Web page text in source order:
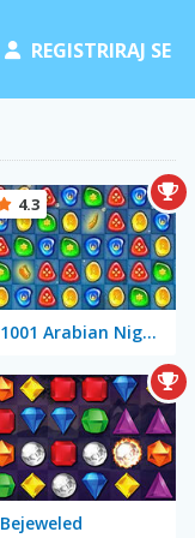
REGISTRIRAJ SE
1001 Arabian Nights
4.3
Bejeweled